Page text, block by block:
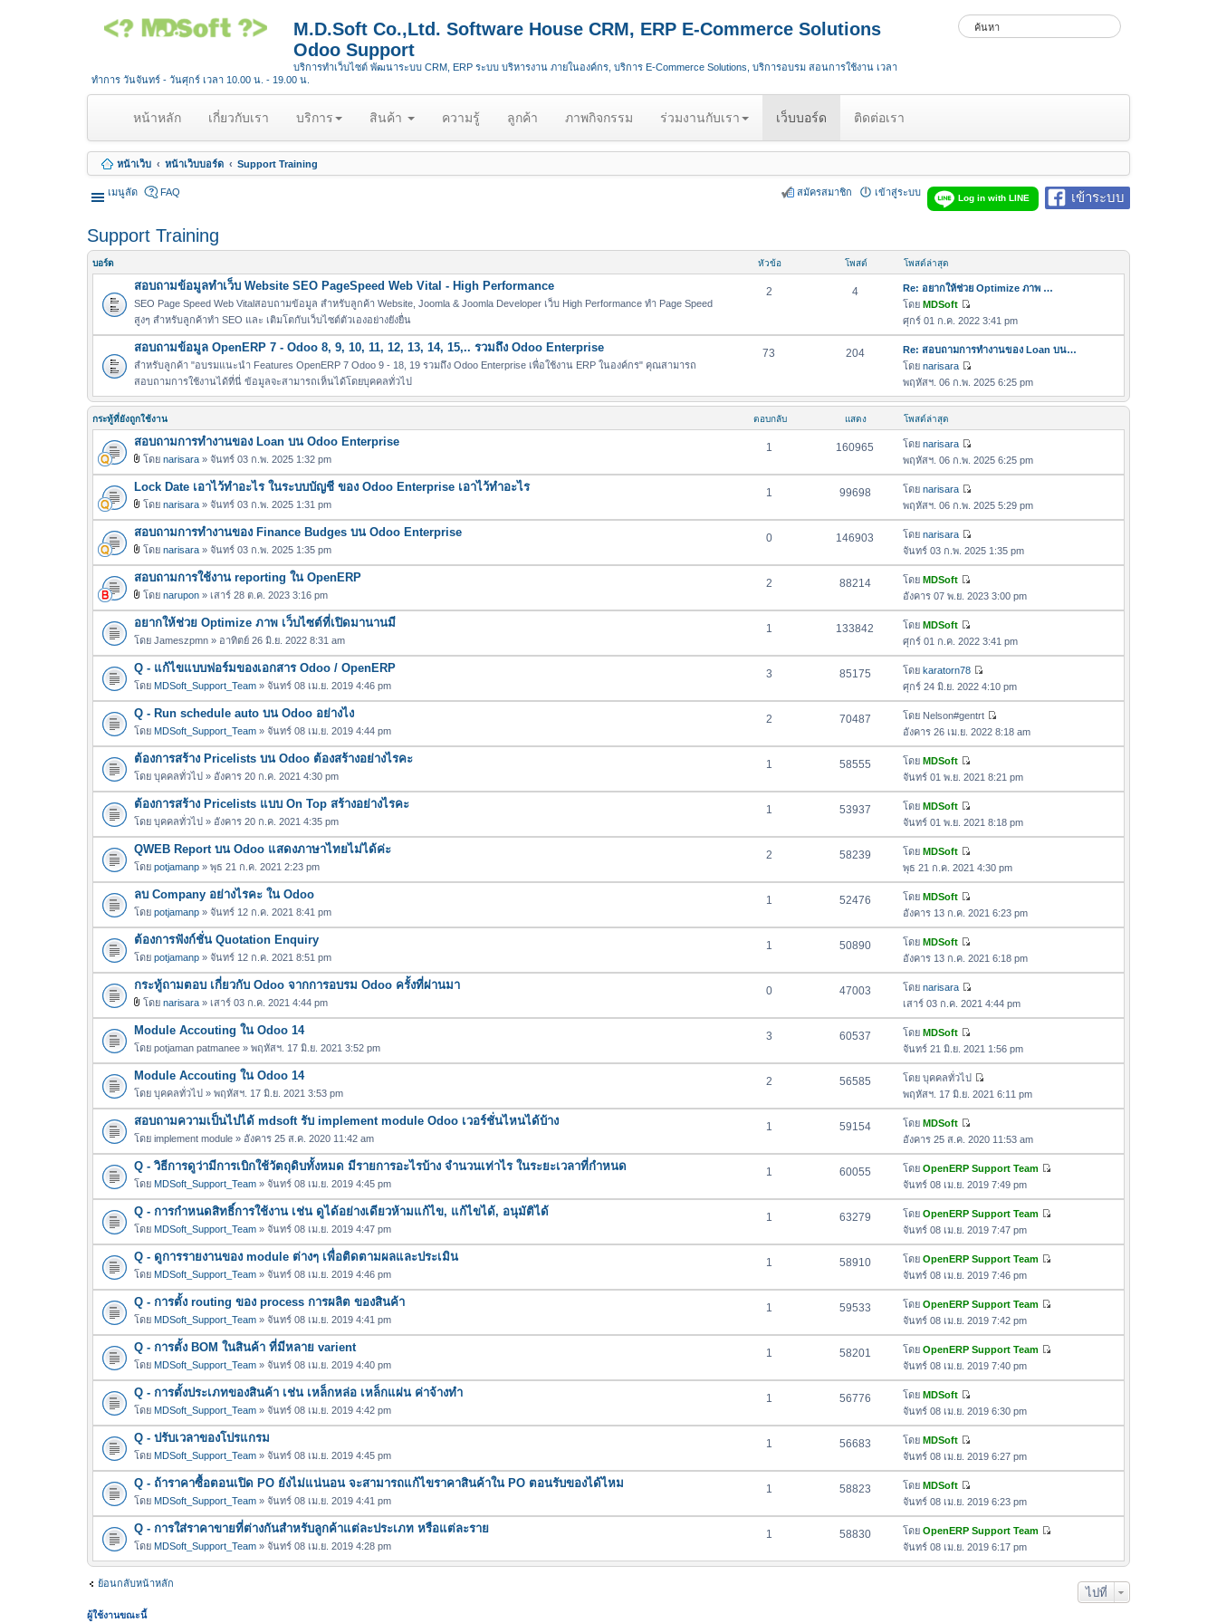
M.D.Soft Co.,Ltd. Software House CRM, ERP E-Commerce Solutions
Odoo Support
บริการทำเว็บไซต์ พัฒนาระบบ CRM, ERP ระบบ บริหารงาน ภายในองค์กร, บริการ E-Commerce Solutions, บริการอบรม สอนการใช้งาน เวลา
ทำการ วันจันทร์ - วันศุกร์ เวลา 10.00 น. - 19.00 น.
หน้าหลัก(
u
r
n
t
เกี่ยวกับเรา บริการ สินค้า ความรู้ ลูกค้า ภาพกิจกรรม ร่วมงานกับเรา เว็บบอร์ด ติดต่อเรา
หน้าเว็บ หน้าเว็บบอร์ด Support Training
เมนูลัด เข้าระบบ
Log in with LINE
FAQ เข้าสู่ระบบ
สมัครสมาชิก
Support Training
บอร์ด หัวข้อ โพสต์ โพสต์ล่าสุด
สอบถามข้อมูลทำเว็บ Website SEO PageSpeed Web Vital - High Performance
SEO Page Speed Web Vitalสอบถามข้อมูล สำหรับลูกค้า Website, Joomla & Joomla Developer เว็บ High Performance ทำ Page Speed
สูงๆ สำหรับลูกค้าทำ SEO และ เติมโตกับเว็บไซต์ตัวเองอย่างยังยื่น
2 4
Re: อยากให้ช่วย Optimize ภาพ …
โดย MDSoft
ดู
ข้
อ
ว
า
ล่
สุ
ด
ศุกร์ 01 ก.ค. 2022 3:41 pm
สอบถามข้อมูล OpenERP 7 - Odoo 8, 9, 10, 11, 12, 13, 14, 15,.. รวมถึง Odoo Enterprise
สำหรับลูกค้า "อบรมแนะนำ Features OpenERP 7 Odoo 9 - 18, 19 รวมถึง Odoo Enterprise เพื่อใช้งาน ERP ในองค์กร" คุณสามารถ
สอบถามการใช้งานได้ที่นี่ ข้อมูลจะสามารถเห็นได้โดยบุคคลทั่วไป
73 204
Re: สอบถามการทำงานของ Loan บน…
โดย narisara
ดู
ข้
อ
า
ม
า
สุ
พฤหัสฯ. 06 ก.พ. 2025 6:25 pm
กระทู้ที่ยังถูกใช้งาน ตอบกลับ แสดง โพสต์ล่าสุด
สอบถามการทำงานของ Loan บน Odoo Enterprise
ฟ
ล์
แ
น
บ
โดย narisara » จันทร์ 03 ก.พ. 2025 1:32 pm
1 160965 โดย narisara
ดู
ข้
ค
ว
ม
ล่
สุ
พฤหัสฯ. 06 ก.พ. 2025 6:25 pm
Lock Date เอาไว้ทำอะไร ในระบบบัญชี ของ Odoo Enterprise เอาไว้ทำอะไร
ฟ
ล์
แ
น
บ
โดย narisara » จันทร์ 03 ก.พ. 2025 1:31 pm
1 99698 โดย narisara
ดู
ข้
ค
ว
ม
ล่
สุ
ด
พฤหัสฯ. 06 ก.พ. 2025 5:29 pm
สอบถามการทำงานของ Finance Budges บน Odoo Enterprise
ฟ
ล์
แ
น
บ
โดย narisara » จันทร์ 03 ก.พ. 2025 1:35 pm
0 146903 โดย narisara
ดู
ข้
ค
ว
ม
ล่
า
สุ
จันทร์ 03 ก.พ. 2025 1:35 pm
สอบถามการใช้งาน reporting ใน OpenERP
ฟ
ล์
แ
น
บ
โดย narupon » เสาร์ 28 ต.ค. 2023 3:16 pm
2 88214 โดย MDSoft
ดู
ข้
ค
ว
า
ม
ล่
า
สุ
อังคาร 07 พ.ย. 2023 3:00 pm
อยากให้ช่วย Optimize ภาพ เว็บไซต์ที่เปิดมานานมี
โดย Jameszpmn » อาทิตย์ 26 มิ.ย. 2022 8:31 am
1 133842 โดย MDSoft
ดู
ข้
อ
ค
ว
า
ม
ล่
สุ
ศุกร์ 01 ก.ค. 2022 3:41 pm
Q - แก้ไขแบบฟอร์มของเอกสาร Odoo / OpenERP
โดย MDSoft_Support_Team » จันทร์ 08 เม.ย. 2019 4:46 pm
3 85175 โดย karatorn78
ดู
ข้
อ
ค
ว
ม
ล่
สุ
ศุกร์ 24 มิ.ย. 2022 4:10 pm
Q - Run schedule auto บน Odoo อย่างไง
โดย MDSoft_Support_Team » จันทร์ 08 เม.ย. 2019 4:44 pm
2 70487 โดย Nelson#gentrt
ดู
ข้
ค
ว
ม
ล่
สุ
อังคาร 26 เม.ย. 2022 8:18 am
ต้องการสร้าง Pricelists บน Odoo ต้องสร้างอย่างไรคะ
โดย บุคคลทั่วไป » อังคาร 20 ก.ค. 2021 4:30 pm
1 58555 โดย MDSoft
ดู
ข้
ค
ว
ม
ล่
สุ
จันทร์ 01 พ.ย. 2021 8:21 pm
ต้องการสร้าง Pricelists แบบ On Top สร้างอย่างไรคะ
โดย บุคคลทั่วไป » อังคาร 20 ก.ค. 2021 4:35 pm
1 53937 โดย MDSoft
ดู
ข้
ค
ว
ม
ล่
สุ
จันทร์ 01 พ.ย. 2021 8:18 pm
QWEB Report บน Odoo แสดงภาษาไทยไม่ได้ค่ะ
โดย potjamanp » พุธ 21 ก.ค. 2021 2:23 pm
2 58239 โดย MDSoft
ดู
ข้
ค
ว
ม
ล่
สุ
พุธ 21 ก.ค. 2021 4:30 pm
ลบ Company อย่างไรคะ ใน Odoo
โดย potjamanp » จันทร์ 12 ก.ค. 2021 8:41 pm
1 52476 โดย MDSoft
ดู
ข้
ค
ว
ม
ล่
สุ
ด
อังคาร 13 ก.ค. 2021 6:23 pm
ต้องการฟังก์ชั่น Quotation Enquiry
โดย potjamanp » จันทร์ 12 ก.ค. 2021 8:51 pm
1 50890 โดย MDSoft
ดู
ข้
ค
ว
ม
ล่
า
สุ
อังคาร 13 ก.ค. 2021 6:18 pm
กระทู้ถามตอบ เกี่ยวกับ Odoo จากการอบรม Odoo ครั้งที่ผ่านมา
ฟ
ล์
แ
น
บ
โดย narisara » เสาร์ 03 ก.ค. 2021 4:44 pm
0 47003 โดย narisara
ดู
ข้
ค
ว
า
ม
ล่
สุ
เสาร์ 03 ก.ค. 2021 4:44 pm
Module Accouting ใน Odoo 14
โดย potjaman patmanee » พฤหัสฯ. 17 มิ.ย. 2021 3:52 pm
3 60537 โดย MDSoft
ดู
ข้
อ
ค
ว
ม
ล่
า
สุ
จันทร์ 21 มิ.ย. 2021 1:56 pm
Module Accouting ใน Odoo 14
โดย บุคคลทั่วไป » พฤหัสฯ. 17 มิ.ย. 2021 3:53 pm
2 56585 โดย บุคคลทั่วไป
ดู
ข้
ค
ว
า
ม
ล่
า
สุ
พฤหัสฯ. 17 มิ.ย. 2021 6:11 pm
สอบถามความเป็นไปได้ mdsoft รับ implement module Odoo เวอร์ชั่นไหนได้บ้าง
โดย implement module » อังคาร 25 ส.ค. 2020 11:42 am
1 59154 โดย MDSoft
ดู
ข้
อ
ค
ว
า
ม
ล่
า
สุ
อังคาร 25 ส.ค. 2020 11:53 am
Q - วิธีการดูว่ามีการเบิกใช้วัตถุดิบทั้งหมด มีรายการอะไรบ้าง จำนวนเท่าไร ในระยะเวลาที่กำหนด
โดย MDSoft_Support_Team » จันทร์ 08 เม.ย. 2019 4:45 pm
1 60055 โดย OpenERP Support Team
ข้
ว
ล่
จันทร์ 08 เม.ย. 2019 7:49 pm
Q - การกำหนดสิทธิ์การใช้งาน เช่น ดูได้อย่างเดียวห้ามแก้ไข, แก้ไขได้, อนุมัติได้
โดย MDSoft_Support_Team » จันทร์ 08 เม.ย. 2019 4:47 pm
1 63279 โดย OpenERP Support Team
ข้
ว
ล่
จันทร์ 08 เม.ย. 2019 7:47 pm
Q - ดูการรายงานของ module ต่างๆ เพื่อติดตามผลและประเมิน
โดย MDSoft_Support_Team » จันทร์ 08 เม.ย. 2019 4:46 pm
1 58910 โดย OpenERP Support Team
ข้
ว
ล่
จันทร์ 08 เม.ย. 2019 7:46 pm
Q - การตั้ง routing ของ process การผลิต ของสินค้า
โดย MDSoft_Support_Team » จันทร์ 08 เม.ย. 2019 4:41 pm
1 59533 โดย OpenERP Support Team
ข้
ว
ล่
จันทร์ 08 เม.ย. 2019 7:42 pm
Q - การตั้ง BOM ในสินค้า ที่มีหลาย varient
โดย MDSoft_Support_Team » จันทร์ 08 เม.ย. 2019 4:40 pm
1 58201 โดย OpenERP Support Team
ข้
ว
ล่
จันทร์ 08 เม.ย. 2019 7:40 pm
Q - การตั้งประเภทของสินค้า เช่น เหล็กหล่อ เหล็กแผ่น ค่าจ้างทำ
โดย MDSoft_Support_Team » จันทร์ 08 เม.ย. 2019 4:42 pm
1 56776 โดย MDSoft
ดู
ข้
ค
ว
ม
ล่
า
สุ
ด
จันทร์ 08 เม.ย. 2019 6:30 pm
Q - ปรับเวลาของโปรแกรม
โดย MDSoft_Support_Team » จันทร์ 08 เม.ย. 2019 4:45 pm
1 56683 โดย MDSoft
ดู
ข้
ค
ว
า
ม
ล่
จันทร์ 08 เม.ย. 2019 6:27 pm
Q - ถ้าราคาซื้อตอนเปิด PO ยังไม่แน่นอน จะสามารถแก้ไขราคาสินค้าใน PO ตอนรับของได้ไหม
โดย MDSoft_Support_Team » จันทร์ 08 เม.ย. 2019 4:41 pm
1 58823 โดย MDSoft
ดู
ข้
อ
ค
ว
จันทร์ 08 เม.ย. 2019 6:23 pm
Q - การใส่ราคาขายที่ต่างกันสำหรับลูกค้าแต่ละประเภท หรือแต่ละราย
โดย MDSoft_Support_Team » จันทร์ 08 เม.ย. 2019 4:28 pm
1 58830 โดย OpenERP Support Team
ข้
จันทร์ 08 เม.ย. 2019 6:17 pm
ย้อนกลับหน้าหลัก
ไปที่
ผู้ใช้งานขณะนี้